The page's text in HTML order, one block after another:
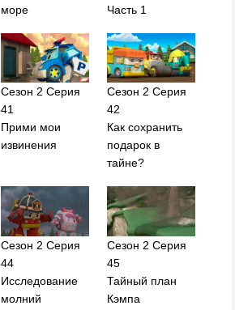
море
Часть 1
Сезон 2 Серия
41
Прими мои
извинения
Сезон 2 Серия
42
Как сохранить
подарок в
тайне?
Сезон 2 Серия
44
Исследование
молний
Сезон 2 Серия
45
Тайный план
Кэмпа